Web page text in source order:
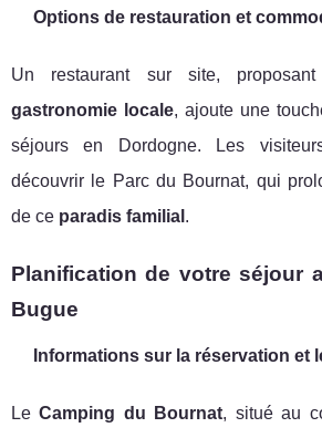
Options de restauration et
Un restaurant sur site,
gastronomie locale, ajoute une
séjours en Dordogne. Les
découvrir le Parc du Bournat, qui
de ce paradis familial .
Planification de votre séjour
Bugue
Informations sur la réservation et
LeCamping du Bournat, situé au